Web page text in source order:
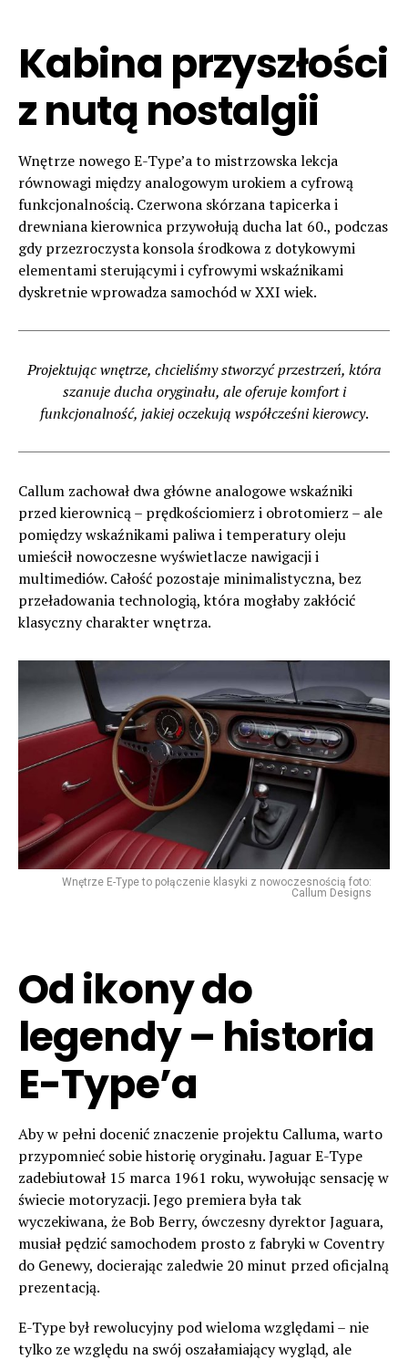
Kabina przyszłości
z nutą nostalgii
Wnętrze nowego E-Type’a to mistrzowska lekcja
równowagi między analogowym urokiem a cyfrową
funkcjonalnością. Czerwona skórzana tapicerka i
drewniana kierownica przywołują ducha lat 60., podczas
gdy przezroczysta konsola środkowa z dotykowymi
elementami sterującymi i cyfrowymi wskaźnikami
dyskretnie wprowadza samochód w XXI wiek.
Projektując wnętrze, chcieliśmy stworzyć przestrzeń, która
szanuje ducha oryginału, ale oferuje komfort i
funkcjonalność, jakiej oczekują współcześni kierowcy.
Callum zachował dwa główne analogowe wskaźniki
przed kierownicą – prędkościomierz i obrotomierz – ale
pomiędzy wskaźnikami paliwa i temperatury oleju
umieścił nowoczesne wyświetlacze nawigacji i
multimediów. Całość pozostaje minimalistyczna, bez
przeładowania technologią, która mogłaby zakłócić
klasyczny charakter wnętrza.
Wnętrze E-Type to połączenie klasyki z nowoczesnością foto:
Callum Designs
Od ikony do
legendy – historia
E-Type’a
Aby w pełni docenić znaczenie projektu Calluma, warto
przypomnieć sobie historię oryginału. Jaguar E-Type
zadebiutował 15 marca 1961 roku, wywołując sensację w
świecie motoryzacji. Jego premiera była tak
wyczekiwana, że Bob Berry, ówczesny dyrektor Jaguara,
musiał pędzić samochodem prosto z fabryki w Coventry
do Genewy, docierając zaledwie 20 minut przed oficjalną
prezentacją.
E-Type był rewolucyjny pod wieloma względami – nie
tylko ze względu na swój oszałamiający wygląd, ale